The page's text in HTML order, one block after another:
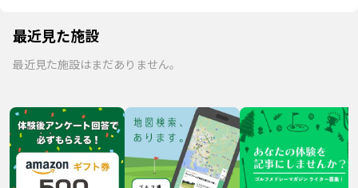
最近見た施設
最近見た施設はまだありません。